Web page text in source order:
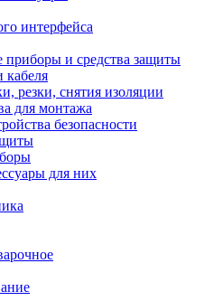
интерфейса
приборы и средства защиты
кабеля
резки, снятия изоляции
для монтажа
безопасности
для них